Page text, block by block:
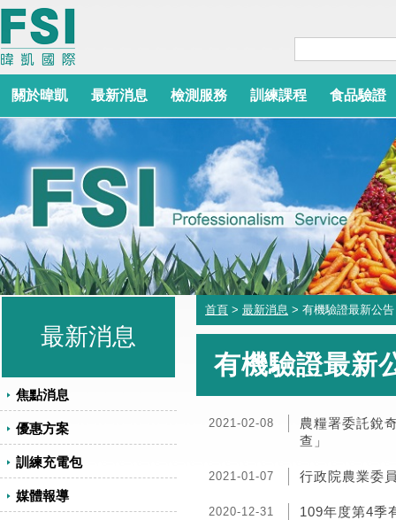
關於暐凱 最新消息 檢測服務 訓練課程 食品驗證
最新消息
焦點消息
優惠方案
訓練充電包
媒體報導
首頁 > 最新消息 > 有機驗證最新公告
有機驗證最新
2021-02-08
農糧署委託銳
查」
2021-01-07 行政院農業委
2020-12-31 109年度第4季